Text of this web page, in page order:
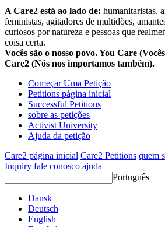
A Care2 está ao lado de: humanitaristas,
feministas, agitadores de multidões,
curiosos por natureza e pessoas que
coisa certa.
Vocês são o nosso povo. You Care
Care2 (Nós nos importamos também).
Começar Uma Petição
Petitions página inicial
Successful Petitions
sobre as petições
Activist University
Ajuda da petição
Care2 página inicial Care2 Petitions quem
Inquiry fale conosco ajuda
Português
Dansk
Deutsch
English